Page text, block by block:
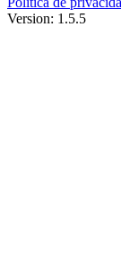
Version: 1.5.5